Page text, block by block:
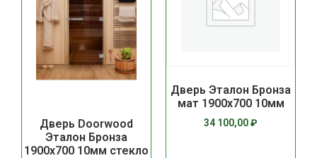
Дверь Doorwood
Эталон Бронза
1900х700 10мм стекло
Дверь Эталон Бронза
мат 1900х700 10мм
34 100,00₽